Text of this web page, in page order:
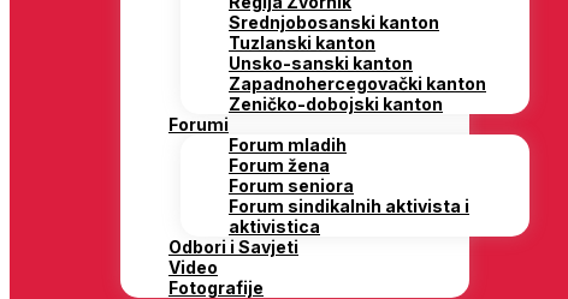
Srednjobosanski kanton
Tuzlanski kanton
Unsko-sanski kanton
Zapadnohercegovački kanton
Zeničko-dobojski kanton
Forumi
Forum mladih
Forum žena
Forum seniora
Forum sindikalnih aktivista i
aktivistica
Odbori i Savjeti
Video
Fotografije